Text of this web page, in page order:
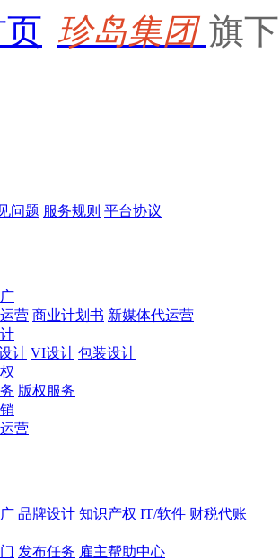
珍岛集团 旗
问题 服务规则 平台协议
营 商业计划书 新媒体代运营
计 VI设计 包装设计
版权服务
营
品牌设计 知识产权 IT/软件 财税代账
发布任务 雇主帮助中心